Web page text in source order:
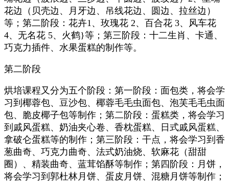
花边（贝壳边、月牙边、吊线花边、圆边、拉丝边）
等；第二阶段：花卉1、玫瑰花 2、百合花 3、风车花
4、无名花 5、火鹤}等；第三阶段：十二生肖、卡通、
巧克力插件、水果蛋糕的制作等。
第二阶段
烘培课程又分为五个阶段：第一阶段：面包类，将会学
习到椰蓉包、豆沙包、椰蓉毛毛虫面包、泡芙毛毛虫面
包、脆皮椰子包等制作；第二阶段：蛋糕类，将会学习
到戚风蛋糕、奶油夹心卷、香枕蛋糕、日式戚风蛋糕、
拿破仑蛋糕等的制作；第三阶段：干点，将会学习到香
葱曲奇、巧克力曲奇、法式奶油烧、软麻花（甜甜
圈）、精装曲奇、蓝茸馅酥等制作；第四阶段：月饼，
将会学习到郭杜林月饼、蛋皮月饼、混糖月饼等制作；